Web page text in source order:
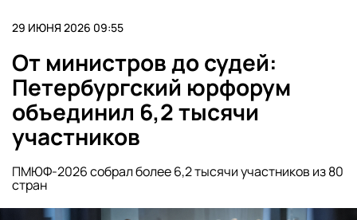
29 ИЮНЯ 2026 09:55
От министров до судей:
Петербургский юрфорум
объединил 6,2 тысячи
участников
ПМЮФ-2026 собрал более 6,2 тысячи участников из 80
стран